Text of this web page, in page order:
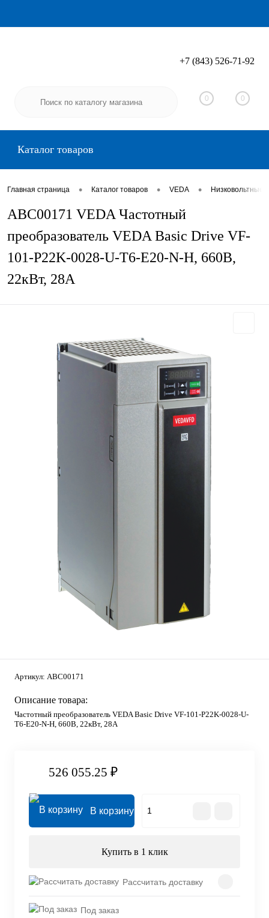
Вход Регистрация
+7 (843) 526-71-92
0 0
Каталог товаров
Главная страница • Каталог товаров • VEDA •
ABC00171 VEDA Частотный
преобразователь VEDA Basic Drive VF-
101-P22K-0028-U-T6-E20-N-H, 660В,
22кВт, 28А
Артикул: ABC00171
Описание товара:
Частотный преобразователь VEDA Basic Drive VF-101-P22K-0028-U-
T6-E20-N-H, 660В, 22кВт, 28А
526 055.25 ₽
В корзину
Купить в 1 клик
Рассчитать доставку
Под заказ